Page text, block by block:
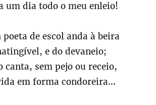
um dia todo o meu enleio!
de escol anda à beira
e do devaneio;
canta, sem pejo ou receio,
em forma condoreira...